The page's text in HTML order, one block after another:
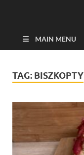
MAIN MENU
TAG: BISZKOPTY